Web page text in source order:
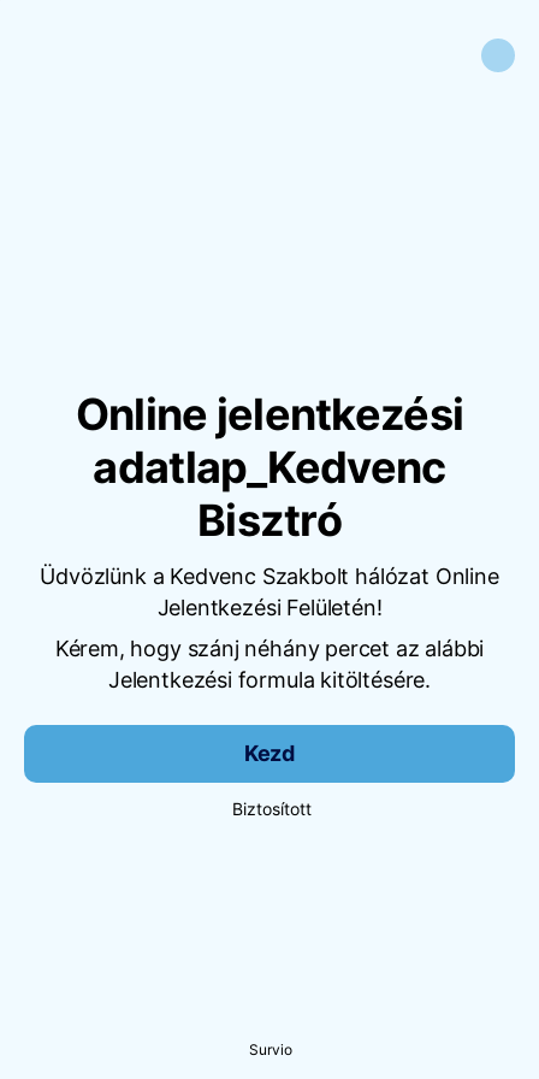
Online jelentkezési
adatlap_Kedvenc
Bisztró
Üdvözlünk a Kedvenc Szakbolt hálózat Online
Jelentkezési Felületén!
Kérem, hogy szánj néhány percet az alábbi
Jelentkezési formula kitöltésére.
Kezd
Biztosított
Survio